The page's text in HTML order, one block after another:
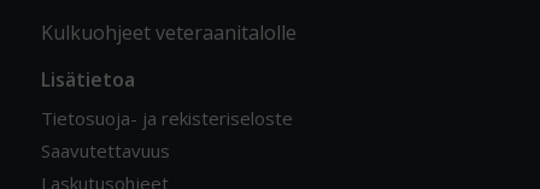
Kulkuohjeet veteraanitalolle
Lisätietoa
Tietosuoja- ja rekisteriseloste
Saavutettavuus
Laskutusohjeet